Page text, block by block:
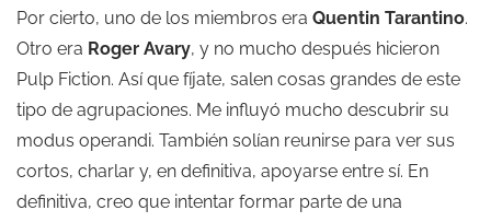
Por cierto, uno de los miembros era Quentin Tarantino.
Otro era Roger Avary, y no mucho después hicieron
Pulp Fiction. Así que fíjate, salen cosas grandes de este
tipo de agrupaciones. Me influyó mucho descubrir su
modus operandi. También solían reunirse para ver sus
cortos, charlar y, en definitiva, apoyarse entre sí. En
definitiva, creo que intentar formar parte de una